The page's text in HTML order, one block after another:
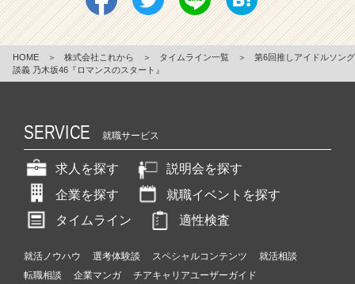
HOME ＞ 株式会社これから ＞ タイムライン一覧 ＞
第6回推しアイドルソング
談義 乃木坂46『ロマンスのスタート』
SERVICE 就職サービス
求人を探す
説明会を探す
企業を探す
就職イベントを探す
タイムライン
適性検査
就活ノウハウ 選考体験談 スペシャルコンテンツ
就活相談
転職相談
企業マンガ チアキャリアユーザーガイド